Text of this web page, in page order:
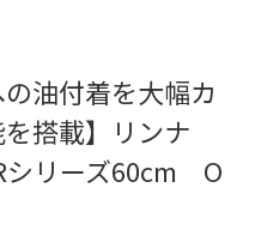
油付着を大幅カ
搭載】リンナ
シリーズ60cm O